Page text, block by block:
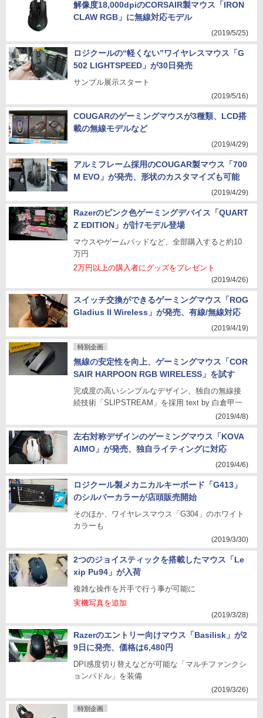
解像度18,000dpiのCORSAIR製マウス「IRON
CLAW RGB」に無線対応モデル
(2019/5/25)
ロジクールの“軽くない”ワイヤレスマウス「G
502 LIGHTSPEED」が30日発売
サンプル展示スタート
(2019/5/16)
COUGARのゲーミングマウスが3種類、LCD搭
載の無線モデルなど
(2019/4/29)
アルミフレーム採用のCOUGAR製マウス「700
M EVO」が発売、形状のカスタマイズも可能
(2019/4/29)
Razerのピンク色ゲーミングデバイス「QUART
Z EDITION」が計7モデル登場
マウスやゲームパッドなど、全部購入すると約10
万円
2万円以上の購入者にグッズをプレゼント
(2019/4/26)
スイッチ交換ができるゲーミングマウス「ROG
Gladius II Wireless」が発売、有線/無線対応
(2019/4/19)
特別企画
無線の安定性を向上、ゲーミングマウス「COR
SAIR HARPOON RGB WIRELESS」を試す
完成度の高いシンプルなデザイン、独自の無線接
続技術「SLIPSTREAM」を採用 text by 白倉甲一
(2019/4/8)
左右対称デザインのゲーミングマウス「KOVA
AIMO」が発売、独自ライティングに対応
(2019/4/6)
ロジクール製メカニカルキーボード「G413」
のシルバーカラーが店頭販売開始
そのほか、ワイヤレスマウス「G304」のホワイト
カラーも
(2019/3/30)
2つのジョイスティックを搭載したマウス「Le
xip Pu94」が入荷
複雑な操作を片手で行う事が可能に
実機写真を追加
(2019/3/28)
Razerのエントリー向けマウス「Basilisk」が2
9日に発売、価格は6,480円
DPI感度切り替えなどが可能な「マルチファンクシ
ョンパドル」を装備
(2019/3/26)
特別企画